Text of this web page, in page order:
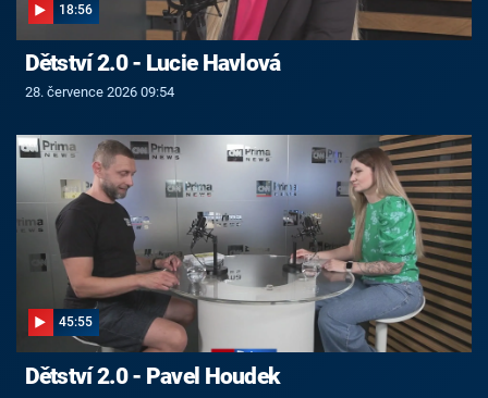
18:56
Dětství 2.0 - Lucie Havlová
28. července 2026 09:54
45:55
Dětství 2.0 - Pavel Houdek